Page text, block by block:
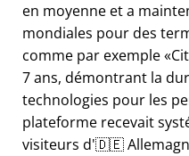
en moyenne et a
mondiales pour des
comme par exemple
7 ans, démontrant la
technologies pour les
plateforme recevait
visiteurs d'🇩🇪